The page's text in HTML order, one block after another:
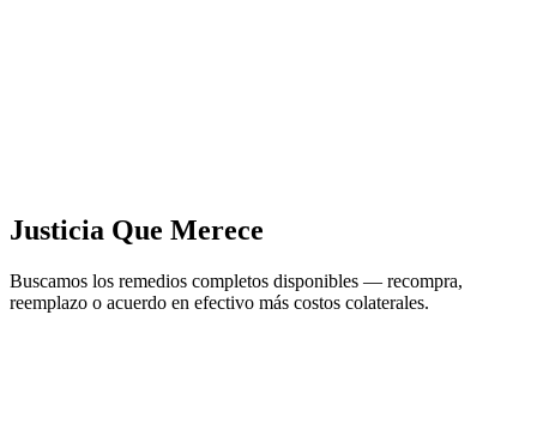
Justicia Que Merece
Buscamos los remedios completos disponibles — recompra,
reemplazo o acuerdo en efectivo más costos colaterales.